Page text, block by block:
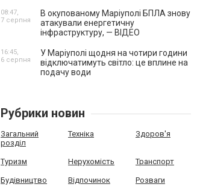
В окупованому Маріуполі БПЛА знову
атакували енергетичну
інфраструктуру, — ВІДЕО
08:47,
7 серпня
У Маріуполі щодня на чотири години
відключатимуть світло: це вплине на
подачу води
16:45,
6 серпня
Рубрики новин
Загальний
розділ
Техніка Здоров'я
Туризм Нерухомість Транспорт
Будівництво Відпочинок Розваги